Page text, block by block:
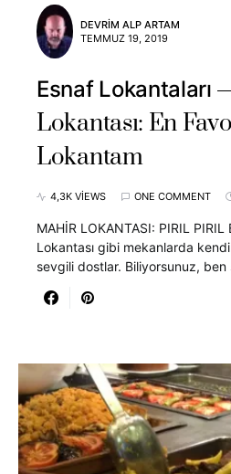
DEVRIM ALP ARTAM
TEMMUZ 19, 2019
Esnaf Lokantaları
Lokantası: En
Lokantam
4,3K VIEWS ONE COMMENT
MAHİR LOKANTASI: PIRIL PIRIL
Lokantası gibi mekanlarda
sevgili dostlar. Biliyorsunuz,